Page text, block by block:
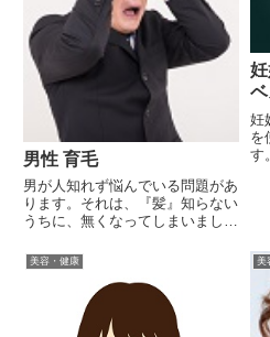
男性 育毛
男が人知れず悩んでいる問題があ
ります。それは、『髪』知らない
うちに、無くなってしまいまし
んな方法があって、日々男は努力
しています。育毛シャンプーを使
ってみたり、サプリメントを飲ん
でみたり、レーザーをあててみ...
ベ
妊
を
す
美容・健康 美